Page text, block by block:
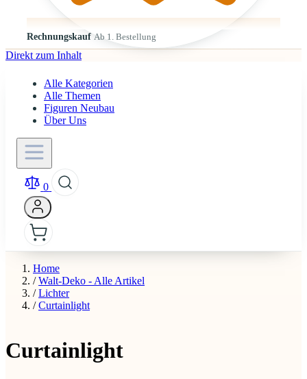
Rechnungskauf Ab 1. Bestellung
Direkt zum Inhalt
Alle Kategorien
Alle Themen
Figuren Neubau
Über Uns
0
Home
/ Walt-Deko - Alle Artikel
/ Lichter
/ Curtainlight
Curtainlight